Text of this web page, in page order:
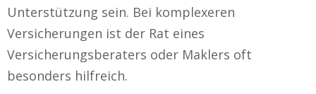
Unterstützung sein. Bei komplexeren
Versicherungen ist der Rat eines
Versicherungsberaters oder Maklers oft
besonders hilfreich.